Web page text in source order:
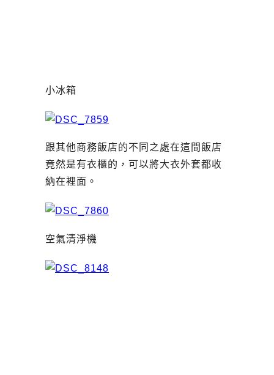
小冰箱
跟其他商務飯店的不同之處在這間飯店
竟然是有衣櫃的，可以將大衣外套都收
納在裡面。
空氣清淨機